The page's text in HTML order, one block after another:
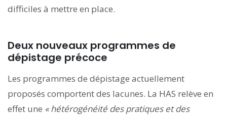
difficiles à mettre en place.
Deux nouveaux programmes de
dépistage précoce
Les programmes de dépistage actuellement
proposés comportent des lacunes. La HAS relève en
effet une « hétérogénéité des pratiques et des